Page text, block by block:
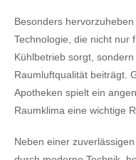
Besonders
Technologie, die nicht nur
Kühlbetrieb sorgt,
Raumluftqualität beiträgt.
Apotheken spielt ein
Raumklima eine wichtige
Neben einer